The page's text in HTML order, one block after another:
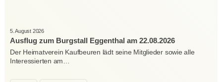
5. August 2026
Ausflug zum Burgstall Eggenthal am 22.08.2026
Der Heimatverein Kaufbeuren lädt seine Mitglieder sowie alle
Interessierten am…